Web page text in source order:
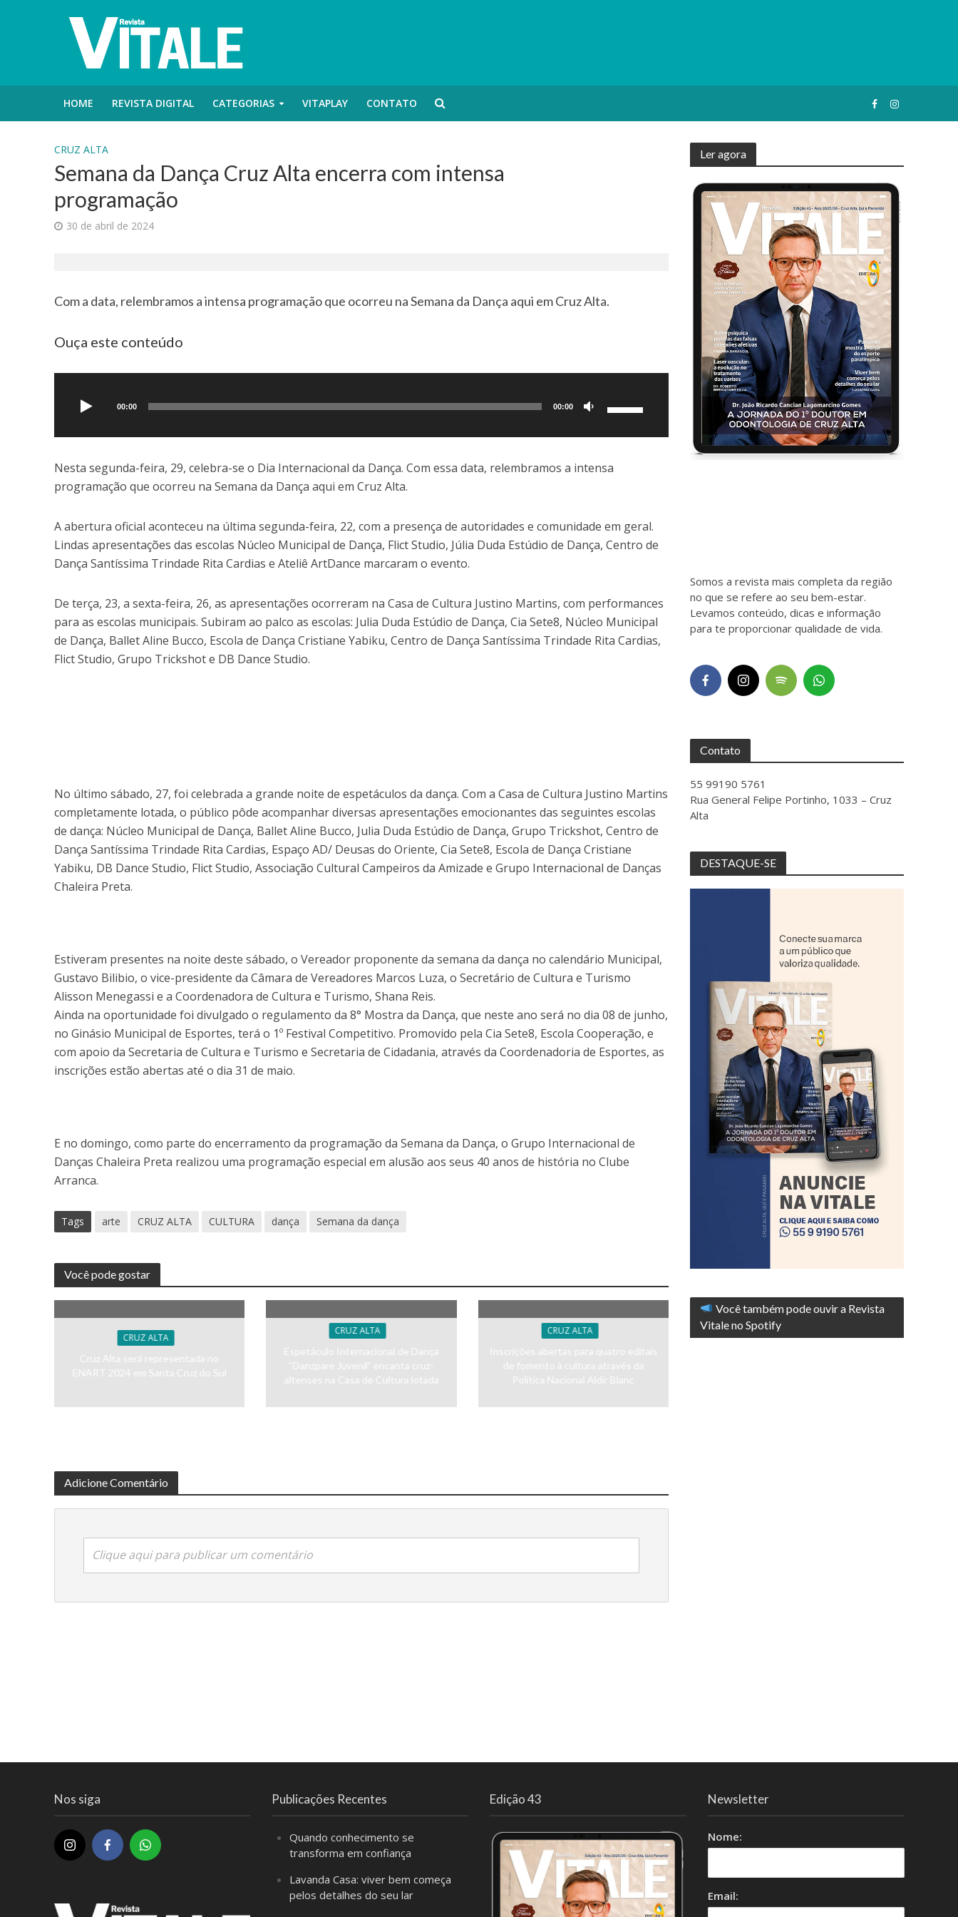
HOME REVISTA DIGITAL CATEGORIAS VITAPLAY CONTATO
CRUZ ALTA
Semana da Dança Cruz Alta encerra com intensa
programação
30 de abril de 2024
Com a data, relembramos a intensa programação que ocorreu na Semana da Dança aqui em Cruz Alta.
Ouça este conteúdo
áudio
00:00 00:00
setas
baixo
para
diminuir
o
volume.
Nesta segunda-feira, 29, celebra-se o Dia Internacional da Dança. Com essa data, relembramos a intensa
programação que ocorreu na Semana da Dança aqui em Cruz Alta.
A abertura oficial aconteceu na última segunda-feira, 22, com a presença de autoridades e comunidade em geral.
Lindas apresentações das escolas Núcleo Municipal de Dança, Flict Studio, Júlia Duda Estúdio de Dança, Centro de
Dança Santíssima Trindade Rita Cardias e Ateliê ArtDance marcaram o evento.
De terça, 23, a sexta-feira, 26, as apresentações ocorreram na Casa de Cultura Justino Martins, com performances
para as escolas municipais. Subiram ao palco as escolas: Julia Duda Estúdio de Dança, Cia Sete8, Núcleo Municipal
de Dança, Ballet Aline Bucco, Escola de Dança Cristiane Yabiku, Centro de Dança Santíssima Trindade Rita Cardias,
Flict Studio, Grupo Trickshot e DB Dance Studio.
No último sábado, 27, foi celebrada a grande noite de espetáculos da dança. Com a Casa de Cultura Justino Martins
completamente lotada, o público pôde acompanhar diversas apresentações emocionantes das seguintes escolas
de dança: Núcleo Municipal de Dança, Ballet Aline Bucco, Julia Duda Estúdio de Dança, Grupo Trickshot, Centro de
Dança Santíssima Trindade Rita Cardias, Espaço AD/ Deusas do Oriente, Cia Sete8, Escola de Dança Cristiane
Yabiku, DB Dance Studio, Flict Studio, Associação Cultural Campeiros da Amizade e Grupo Internacional de Danças
Chaleira Preta.
Estiveram presentes na noite deste sábado, o Vereador proponente da semana da dança no calendário Municipal,
Gustavo Bilibio, o vice-presidente da Câmara de Vereadores Marcos Luza, o Secretário de Cultura e Turismo
Alisson Menegassi e a Coordenadora de Cultura e Turismo, Shana Reis.
Ainda na oportunidade foi divulgado o regulamento da 8° Mostra da Dança, que neste ano será no dia 08 de junho,
no Ginásio Municipal de Esportes, terá o 1º Festival Competitivo. Promovido pela Cia Sete8, Escola Cooperação, e
com apoio da Secretaria de Cultura e Turismo e Secretaria de Cidadania, através da Coordenadoria de Esportes, as
inscrições estão abertas até o dia 31 de maio.
E no domingo, como parte do encerramento da programação da Semana da Dança, o Grupo Internacional de
Danças Chaleira Preta realizou uma programação especial em alusão aos seus 40 anos de história no Clube
Arranca.
Tags arte CRUZ ALTA CULTURA dança Semana da dança
Você pode gostar
CRUZ ALTA
Cruz Alta será representada no
ENART 2024 em Santa Cruz do Sul
CRUZ ALTA
Espetáculo Internacional de Dança
“Danzpare Juvenil” encanta cruz-
altenses na Casa de Cultura lotada
CRUZ ALTA
Inscrições abertas para quatro editais
de fomento à cultura através da
Política Nacional Aldir Blanc
Adicione Comentário
Clique aqui para publicar um comentário
Ler agora
Somos a revista mais completa da região
no que se refere ao seu bem-estar.
Levamos conteúdo, dicas e informação
para te proporcionar qualidade de vida.
Contato
55 99190 5761
Rua General Felipe Portinho, 1033 – Cruz
Alta
DESTAQUE-SE
Você também pode ouvir a Revista
Vitale no Spotify
Nos siga Publicações Recentes
Quando conhecimento se
transforma em confiança
Lavanda Casa: viver bem começa
pelos detalhes do seu lar
Edição 43 Newsletter
Nome:
Email: